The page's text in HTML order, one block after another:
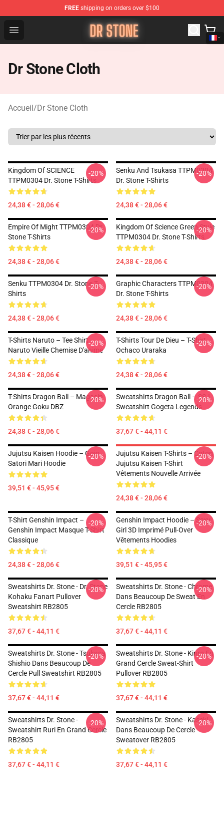
FREE shipping on orders over $100
Open menu
Dr Stone Store - Official Dr Stone Merchandise Shop
Dr Stone Cloth
Accueil/Dr Stone Cloth
Kingdom Of SCIENCE
TTPM0304 Dr. Stone T-Shirts
24,38 € - 28,06 €
-20%
Senku And Tsukasa TTPM0304
Dr. Stone T-Shirts
24,38 € - 28,06 €
-20%
Empire Of Might TTPM0304 Dr.
Stone T-Shirts
24,38 € - 28,06 €
-20%
Kingdom Of Science Green Style
TTPM0304 Dr. Stone T-Shirts
24,38 € - 28,06 €
-20%
Senku TTPM0304 Dr. Stone T-
Shirts
24,38 € - 28,06 €
-20%
Graphic Characters TTPM0304
Dr. Stone T-Shirts
24,38 € - 28,06 €
-20%
T-Shirts Naruto – Tee Shirt
Naruto Vieille Chemise D'anime
24,38 € - 28,06 €
-20%
T-Shirts Tour De Dieu – T-Shirt
Ochaco Uraraka
24,38 € - 28,06 €
-20%
T-Shirts Dragon Ball – Magasin
Orange Goku DBZ
24,38 € - 28,06 €
-20%
Sweatshirts Dragon Ball – SSJ
Sweatshirt Gogeta Legends
37,67 € - 44,11 €
-20%
Jujutsu Kaisen Hoodie – Gojo
Satori Mari Hoodie
39,51 € - 45,95 €
-20%
Jujutsu Kaisen T-Shirts – Coton
Jujutsu Kaisen T-Shirt
Vêtements Nouvelle Arrivée
24,38 € - 28,06 €
-20%
T-Shirt Genshin Impact –
Genshin Impact Masque T-Shirt
Classique
24,38 € - 28,06 €
-20%
Genshin Impact Hoodie – Sexy
Girl 3D Imprimé Pull-Over
Vêtements Hoodies
39,51 € - 45,95 €
-20%
Sweatshirts Dr. Stone - Dr. Stone
Kohaku Fanart Pullover
Sweatshirt RB2805
37,67 € - 44,11 €
-20%
Sweatshirts Dr. Stone - Chrome
Dans Beaucoup De Sweat En
Cercle RB2805
37,67 € - 44,11 €
-20%
Sweatshirts Dr. Stone - Tsukasa
Shishio Dans Beaucoup De
Cercle Pull Sweatshirt RB2805
37,67 € - 44,11 €
-20%
Sweatshirts Dr. Stone - Kinro En
Grand Cercle Sweat-Shirt
Pullover RB2805
37,67 € - 44,11 €
-20%
Sweatshirts Dr. Stone -
Sweatshirt Ruri En Grand Cercle
RB2805
37,67 € - 44,11 €
-20%
Sweatshirts Dr. Stone - Kaseki
Dans Beaucoup De Cercle
Sweatover RB2805
37,67 € - 44,11 €
-20%